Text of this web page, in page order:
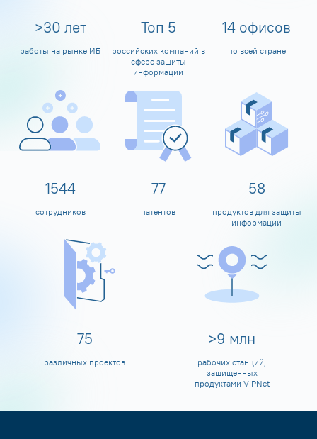
>30 лет
работы на рынке ИБ
Топ 5
российских компаний в
сфере защиты
информации
14 офисов
по всей стране
1600
сотрудников
80
патентов
60
продуктов для защиты
информации
80
различных проектов
>10 млн
рабочих станций,
защищенных
продуктами ViPNet